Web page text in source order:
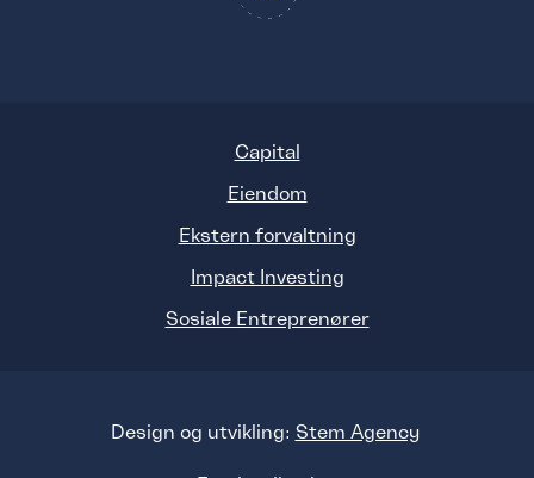
Capital
Eiendom
Ekstern forvaltning
Impact Investing
Sosiale Entreprenører
Design og utvikling: Stem Agency